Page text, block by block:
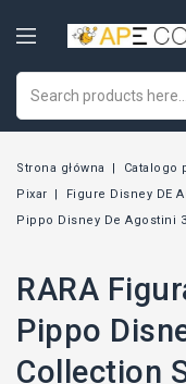
Strona główna Catalogo
Pixar
Figure Disney DE
Pippo Disney De Agostini
RARA
Pippo
Collection